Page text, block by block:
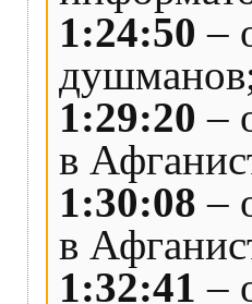
1:24:50 –
1:29:20 –
в
1:30:08 –
в
1:32:41 –